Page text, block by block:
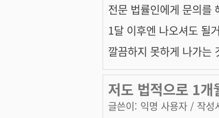
전문 법률인에게 문의를
1달 이후엔 나오셔도 될
깔끔하지 못하게 나가는
저도 법적으로 1
글쓴이: 익명 사용자 / 작성